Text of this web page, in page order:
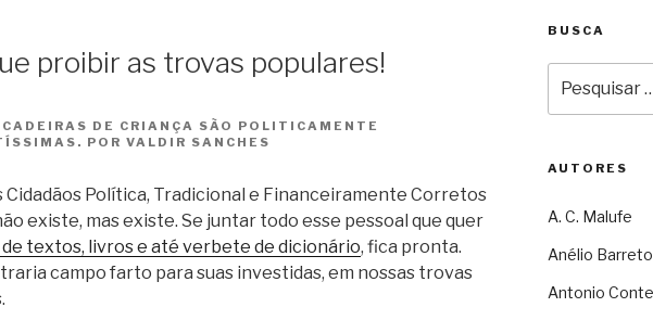
proibir as trovas populares!
DE CRIANÇA SÃO POLITICAMENTE
POR VALDIR SANCHES
Cidadãos Política, Tradicional e Financeiramente Corretos
existe, mas existe. Se juntar todo esse pessoal que quer
de textos, livros e até verbete de dicionário, fica pronta.
campo farto para suas investidas, em nossas trovas
BUSCA
por:
AUTORES
A. C. Malufe
Anélio Barreto
Antonio